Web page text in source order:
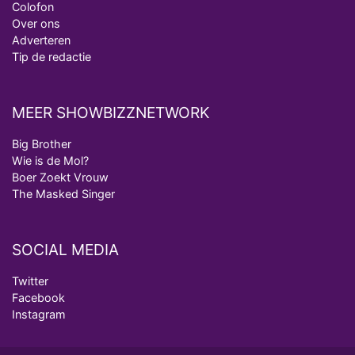
Colofon
Over ons
Adverteren
Tip de redactie
MEER SHOWBIZZNETWORK
Big Brother
Wie is de Mol?
Boer Zoekt Vrouw
The Masked Singer
SOCIAL MEDIA
Twitter
Facebook
Instagram